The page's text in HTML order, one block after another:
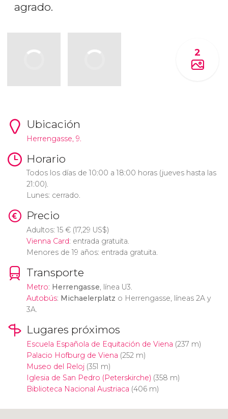
agrado.
2
Ubicación
Herrengasse, 9.
Horario
Todos los días de 10:00 a 18:00 horas (jueves hasta las
21:00).
Lunes: cerrado.
Precio
Adultos: 15 €(17,29 US$)
Vienna Card: entrada gratuita.
Menores de 19 años: entrada gratuita.
Transporte
Metro: Herrengasse, línea U3.
Autobús: Michaelerplatz o Herrengasse, líneas 2A y
3A.
Lugares próximos
Escuela Española de Equitación de Viena (237 m)
Palacio Hofburg de Viena (252 m)
Museo del Reloj(351 m)
Iglesia de San Pedro (Peterskirche) (358 m)
Biblioteca Nacional Austriaca (406 m)